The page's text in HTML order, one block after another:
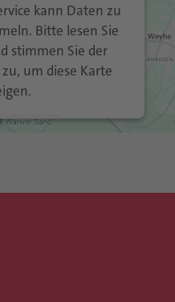
kann Daten zu
Bitte lesen Sie
stimmen Sie der
um diese Karte